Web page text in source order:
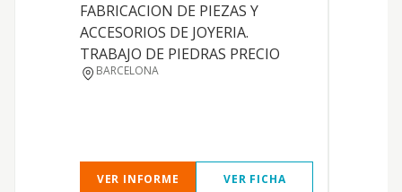
FABRICACION DE PIEZAS Y
ACCESORIOS DE JOYERIA.
TRABAJO DE PIEDRAS PRECIO
BARCELONA
VER INFORME VER FICHA